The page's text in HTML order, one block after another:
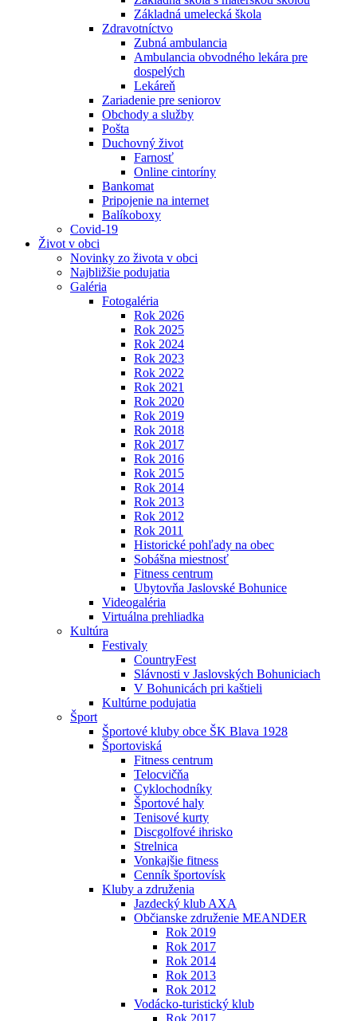
Základná umelecká škola
Zdravotníctvo
Zubná ambulancia
Ambulancia obvodného lekára pre
dospelých
Lekáreň
Zariadenie pre seniorov
Obchody a služby
Pošta
Duchovný život
Farnosť
Online cintoríny
Bankomat
Pripojenie na internet
Balíkoboxy
Covid-19
Život v obci
Novinky zo života v obci
Najbližšie podujatia
Galéria
Fotogaléria
Rok 2026
Rok 2025
Rok 2024
Rok 2023
Rok 2022
Rok 2021
Rok 2020
Rok 2019
Rok 2018
Rok 2017
Rok 2016
Rok 2015
Rok 2014
Rok 2013
Rok 2012
Rok 2011
Historické pohľady na obec
Sobášna miestnosť
Fitness centrum
Ubytovňa Jaslovské Bohunice
Videogaléria
Virtuálna prehliadka
Kultúra
Festivaly
CountryFest
Slávnosti v Jaslovských Bohuniciach
V Bohunicách pri kaštieli
Kultúrne podujatia
Šport
Športové kluby obce ŠK Blava 1928
Športoviská
Fitness centrum
Telocvičňa
Cyklochodníky
Športové haly
Tenisové kurty
Discgolfové ihrisko
Strelnica
Vonkajšie fitness
Cenník športovísk
Kluby a združenia
Jazdecký klub AXA
Občianske združenie MEANDER
Rok 2019
Rok 2017
Rok 2014
Rok 2013
Rok 2012
Vodácko-turistický klub
Rok 2017